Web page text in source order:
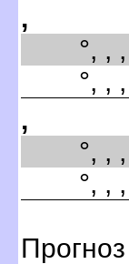
,
°, , ,
°, , ,
,
°, , ,
°, , ,